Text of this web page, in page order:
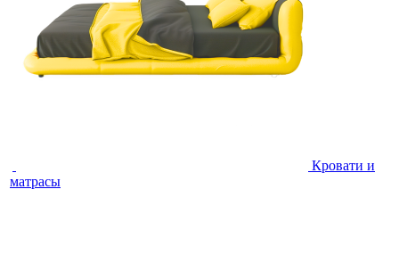
Кровати и
матрасы